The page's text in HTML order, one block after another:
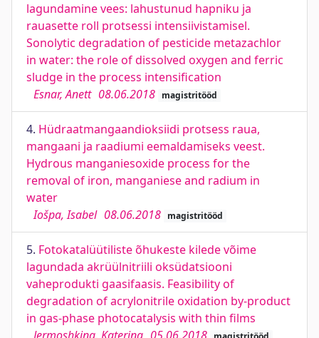
lagundamine vees: lahustunud hapniku ja
rauasette roll protsessi intensiivistamisel.
Sonolytic degradation of pesticide metazachlor
in water: the role of dissolved oxygen and ferric
sludge in the process intensification
Esnar, Anett 08.06.2018 magistritööd
4. Hüdraatmangaandioksiidi protsess raua,
mangaani ja raadiumi eemaldamiseks veest.
Hydrous manganiesoxide process for the
removal of iron, manganiese and radium in
water
Iošpa, Isabel 08.06.2018 magistritööd
5. Fotokatalüütiliste õhukeste kilede võime
lagundada akrüülnitriili oksüdatsiooni
vaheprodukti gaasifaasis. Feasibility of
degradation of acrylonitrile oxidation by-product
in gas-phase photocatalysis with thin films